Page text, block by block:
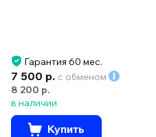
Гарантия 60 мес.
7 500 р. с обменом
8 200 р.
в наличии
Купить